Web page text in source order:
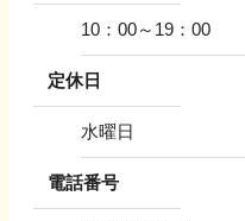
10：00～19：00
定休日
水曜日
電話番号